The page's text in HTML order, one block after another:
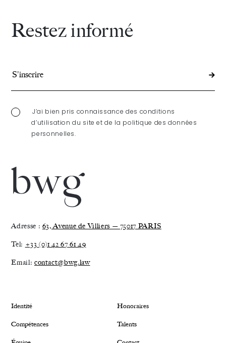
Restez informé
J’ai bien pris connaissance des conditions
d’utilisation du site et de la politique des données
personnelles.
Adresse : 63, Avenue de Villiers — 75017 PARIS
Tel: +33 (0)1 42 67 61 49
Email: contact@bwg.law
Identité
Compétences
Honoraires
Talents